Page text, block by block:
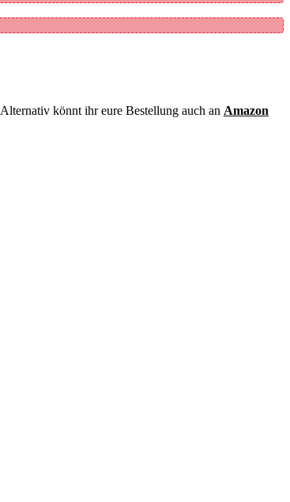
Alternativ könnt ihr eure Bestellung auch an Amazon